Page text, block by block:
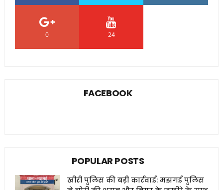
0 24
FACEBOOK
POPULAR POSTS
खीरी पुलिस की बड़ी कार्रवाई: मझगई पुलिस